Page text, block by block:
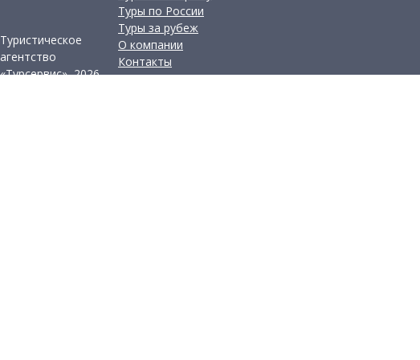
Туристическое
агентство
«Турсервис», 2026
Туры по России
Туры за рубеж
О компании
Контакты